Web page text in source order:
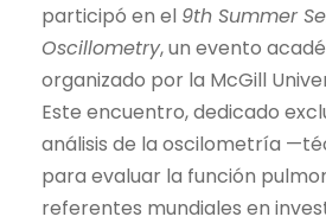
participó en el 9th Summer
Oscillometry, un evento
organizado por la McGill
Este encuentro, dedicado
análisis de la oscilometría
para evaluar la función
referentes mundiales en